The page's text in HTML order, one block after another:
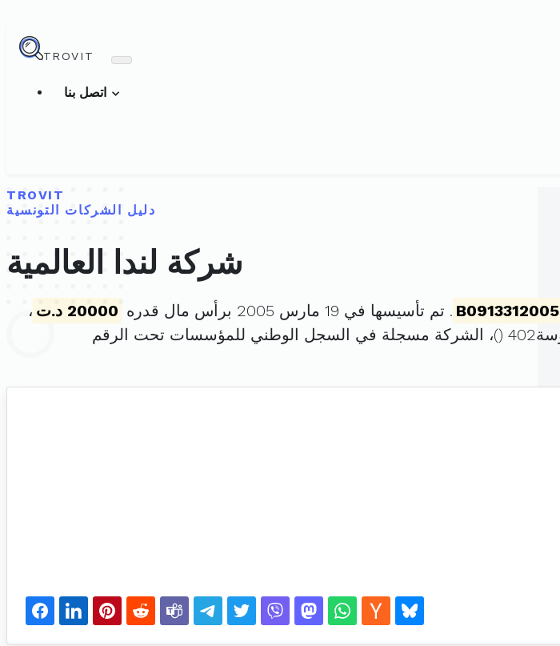
TROVIT
TROVIT
دليل الشركات التونسية
شركة لندا العالمية
B0913312005 . تم تأسيسها في 19 مارس 2005 برأس مال قدره 20000 د.ت
،
)، الشركة مسجلة في السجل الوطني للمؤسسات تحت الرقم